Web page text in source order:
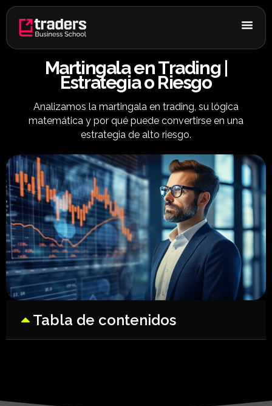
contenido
Martingala en Trading |
Estrategia o Riesgo
Analizamos la martingala en trading, su lógica
matemática y por qué puede convertirse en una
estrategia de alto riesgo.
Tabla de contenidos